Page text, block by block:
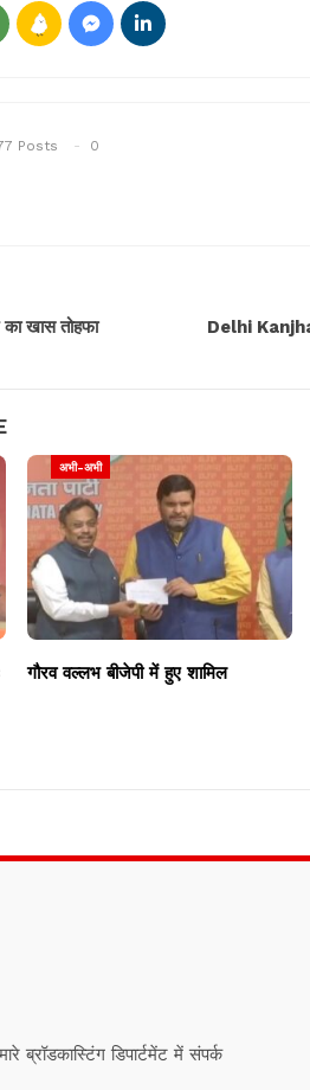
Posts 0
का खास तोहफा
Delhi
अभी-अभी
गौरव वल्लभ बीजेपी में हुए शामिल
ब्रॉडकास्टिंग डिपार्टमेंट में संपर्क